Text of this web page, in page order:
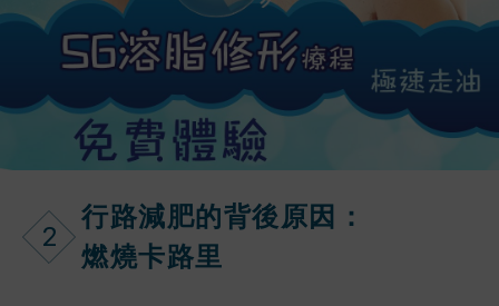
2
行路減肥的背後原因：
燃燒卡路里